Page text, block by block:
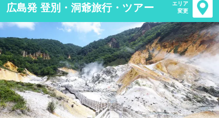
広島発 登別・洞爺旅行・ツアー
エリア
変更